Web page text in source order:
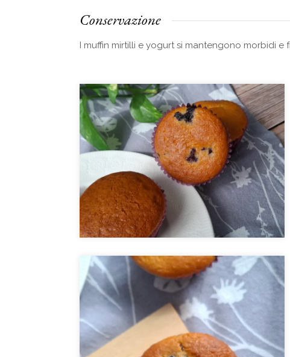
Conservazione
I muffin mirtilli e yogurt si mantengono morbidi